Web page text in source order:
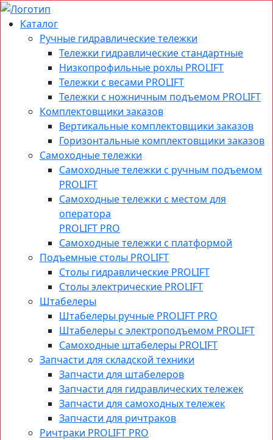
Каталог
Ручные гидравлические тележки
Тележки гидравлические стандартные
Низкопрофильные рохлы PROLIFT
Тележки с весами PROLIFT
Тележки с ножничным подъемом PROLIFT
Комплектовщики заказов
Вертикальные комплектовщики заказов
Горизонтальные комплектовщики заказов
Самоходные тележки
Самоходные тележки с ручным подъемом
PROLIFT
Самоходные тележки с местом для
оператора
PROLIFT PRO
Самоходные тележки с платформой
Подъемные столы PROLIFT
Столы гидравлические PROLIFT
Столы электрические PROLIFT
Штабелеры
Штабелеры ручные PROLIFT PRO
Штабелеры с электроподъемом PROLIFT
Самоходные штабелеры PROLIFT
Запчасти для складской техники
Запчасти для штабелеров
Запчасти для гидравлических тележек
Запчасти для самоходных тележек
Запчасти для ричтраков
Ричтраки PROLIFT PRO